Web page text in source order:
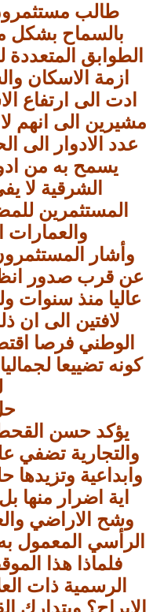
طالب
بالسماح بشكل
الطوابق
ازمة الاسكان
ادت الى ارتفاع
مشيرين الى انهم
عدد الادوار الى
يسمح به من
الشرقية لا
المستثمرين
والعمارات
وأشار
عن قرب صدور
عاليا منذ سنوات
لافتين الى ان
الوطني فرصا
كونه تضييعا
يؤكد حسن
والتجارية تضفي
وابداعية وتزيدها
اية اضرار منها
وشح الاراضي
الرأسي المعمول
فلماذا هذا
الرسمية ذات
الابراج؟